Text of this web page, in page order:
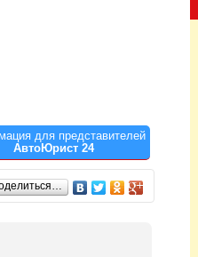
которая может
для представителей
АвтоЮрист 24